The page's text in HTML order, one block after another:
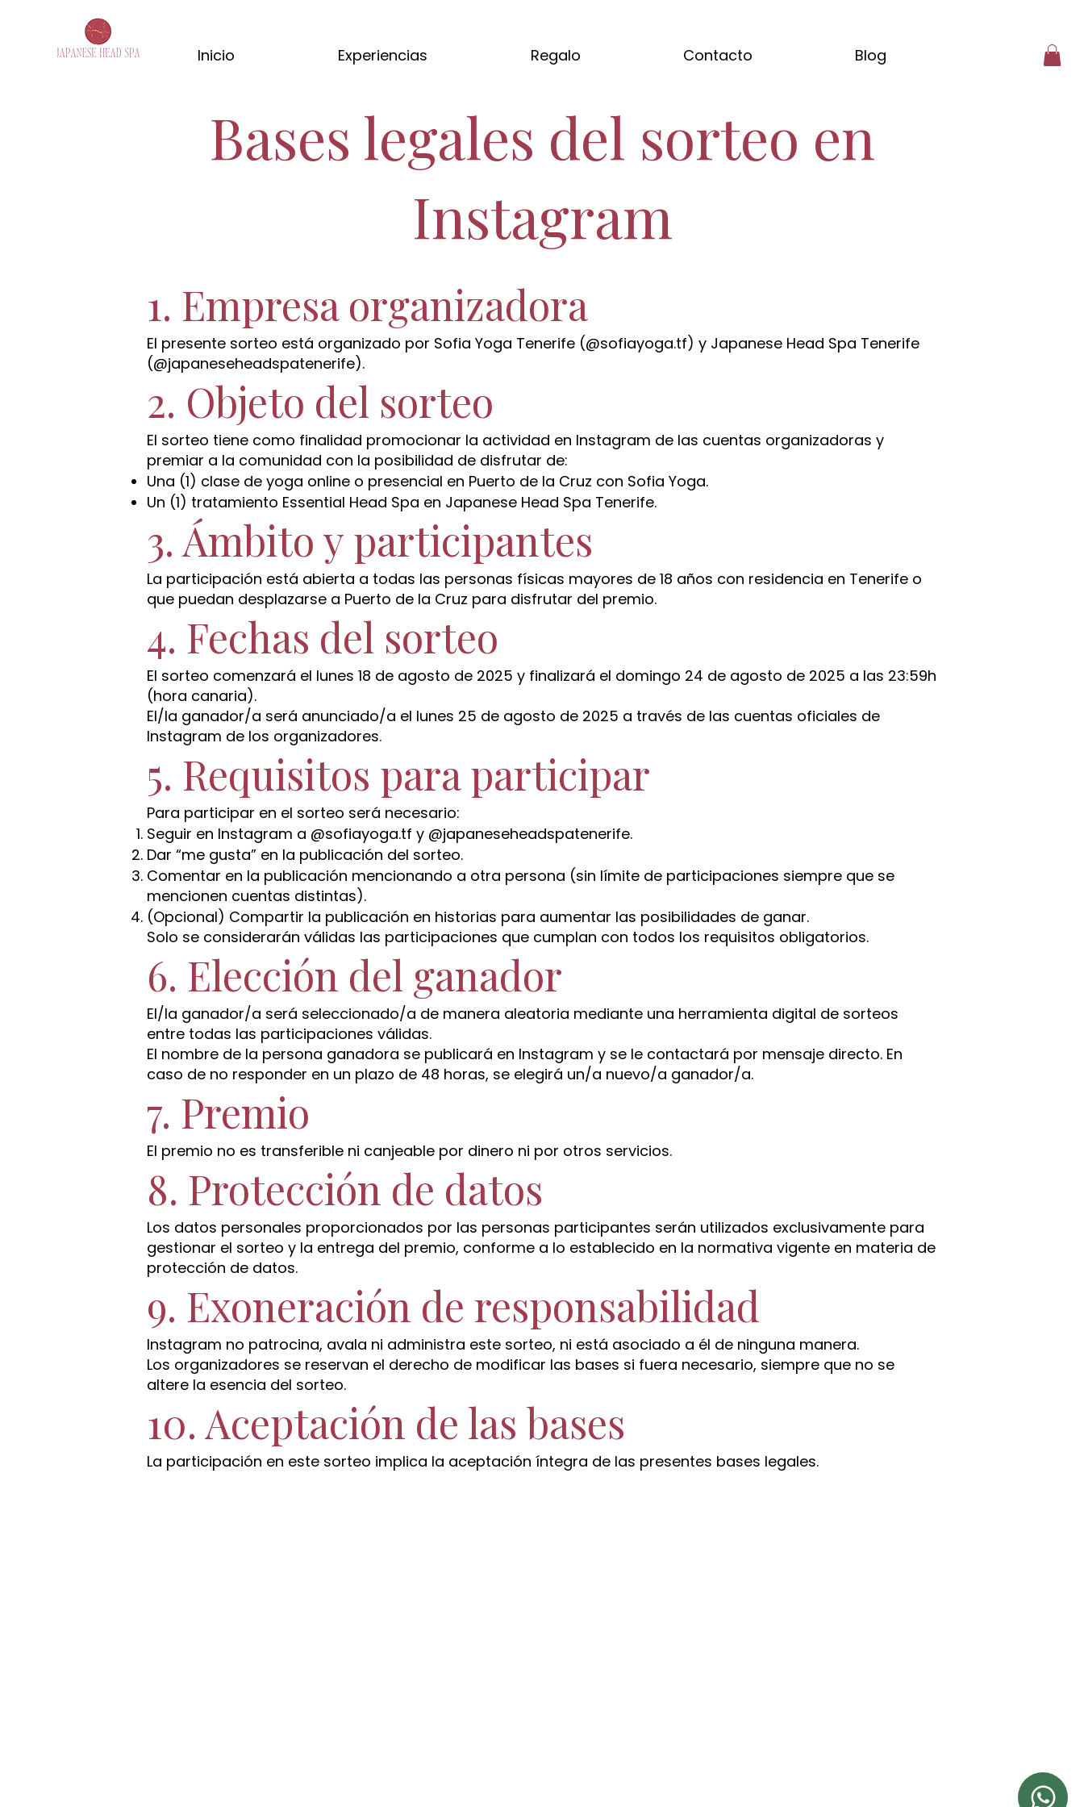
Inicio Experiencias Regalo Contacto Blog
Bases legales del sorteo en
Instagram
1. Empresa organizadora
El presente sorteo está organizado por Sofia Yoga Tenerife (@sofiayoga.tf) y Japanese Head Spa Tenerife
(@japaneseheadspatenerife).
2. Objeto del sorteo
El sorteo tiene como finalidad promocionar la actividad en Instagram de las cuentas organizadoras y
premiar a la comunidad con la posibilidad de disfrutar de:
Una (1) clase de yoga online o presencial en Puerto de la Cruz con Sofia Yoga.
Un (1) tratamiento Essential Head Spa en Japanese Head Spa Tenerife.
3. Ámbito y participantes
La participación está abierta a todas las personas físicas mayores de 18 años con residencia en Tenerife o
que puedan desplazarse a Puerto de la Cruz para disfrutar del premio.
4. Fechas del sorteo
El sorteo comenzará el lunes 18 de agosto de 2025 y finalizará el domingo 24 de agosto de 2025 a las 23:59h
(hora canaria).
El/la ganador/a será anunciado/a el lunes 25 de agosto de 2025 a través de las cuentas oficiales de
Instagram de los organizadores.
5. Requisitos para participar
Para participar en el sorteo será necesario:
Seguir en Instagram a @sofiayoga.tf y @japaneseheadspatenerife.
Dar “me gusta” en la publicación del sorteo.
Comentar en la publicación mencionando a otra persona (sin límite de participaciones siempre que se
mencionen cuentas distintas).
(Opcional) Compartir la publicación en historias para aumentar las posibilidades de ganar.
Solo se considerarán válidas las participaciones que cumplan con todos los requisitos obligatorios.
6. Elección del ganador
El/la ganador/a será seleccionado/a de manera aleatoria mediante una herramienta digital de sorteos
entre todas las participaciones válidas.
El nombre de la persona ganadora se publicará en Instagram y se le contactará por mensaje directo. En
caso de no responder en un plazo de 48 horas, se elegirá un/a nuevo/a ganador/a.
7. Premio
El premio no es transferible ni canjeable por dinero ni por otros servicios.
8. Protección de datos
Los datos personales proporcionados por las personas participantes serán utilizados exclusivamente para
gestionar el sorteo y la entrega del premio, conforme a lo establecido en la normativa vigente en materia de
protección de datos.
9. Exoneración de responsabilidad
Instagram no patrocina, avala ni administra este sorteo, ni está asociado a él de ninguna manera.
Los organizadores se reservan el derecho de modificar las bases si fuera necesario, siempre que no se
altere la esencia del sorteo.
10. Aceptación de las bases
La participación en este sorteo implica la aceptación íntegra de las presentes bases legales.